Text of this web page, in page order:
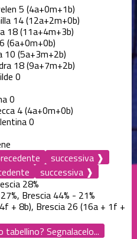
5 (4a+0m+1b)
14(12a+2m+0b)
18(11a+4m+3b)
6 (6a+0m+0b)
10 (5a+3m+2b)
18(9a+7m+2b)
0
0
4(4a+0m+0b)
0
successiva ❱
successiva ❱
28%
Brescia 44% - 21%
+ 8b), Brescia 26 (16a + 1f +
Segnalacelo...